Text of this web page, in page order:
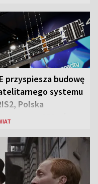
przyspiesza budowę
systemu
Polska
656 mln